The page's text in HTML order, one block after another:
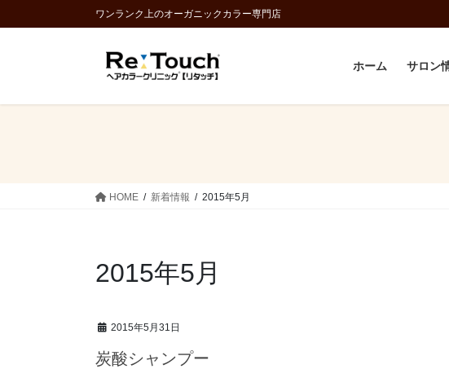
ン
に
ビ
ョ
ワンランク上のオーガニックカラー専門店
ホーム サロン
HOME 新着情報 2015年5月
2015年5月
2015年5月31日
炭酸シャンプー